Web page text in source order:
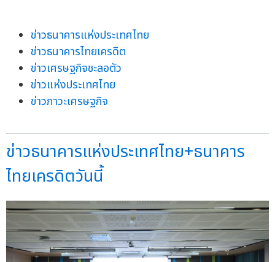
ข่าวธนาคารแห่งประเทศไทย
ข่าวธนาคารไทยเครดิต
ข่าวเศรษฐกิจชะลอตัว
ข่าวแห่งประเทศไทย
ข่าวภาวะเศรษฐกิจ
ข่าวธนาคารแห่งประเทศไทย+ธนาคาร
ไทยเครดิตวันนี้